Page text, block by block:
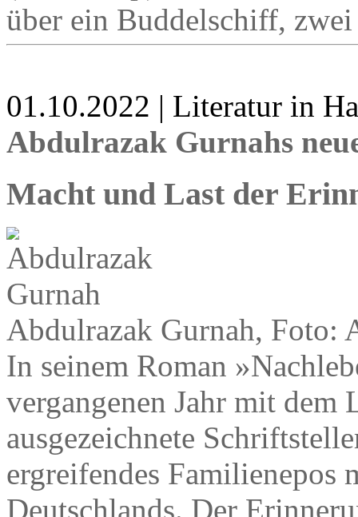
über ein Buddelschiff,
01.10.2022 | Literatur in
Abdulrazak Gurnahs
Macht und Last der
Abdulrazak Gurnah, Foto:
In seinem Roman
vergangenen Jahr mit dem
ausgezeichnete
ergreifendes Familienepos
Deutschlands. Der